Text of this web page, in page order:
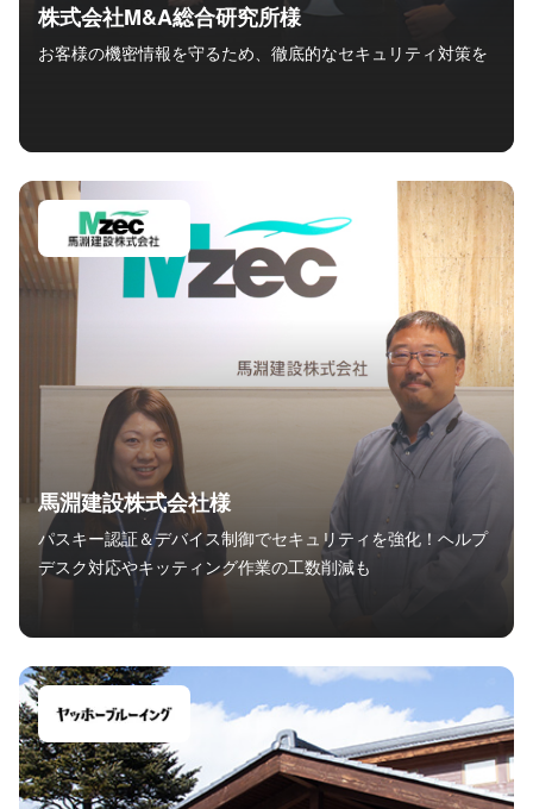
株式会社M&A総合研究所様
お客様の機密情報を守るため、徹底的なセキュリティ対策を
馬淵建設株式会社様
パスキー認証＆デバイス制御でセキュリティを強化！ヘルプ
デスク対応やキッティング作業の工数削減も